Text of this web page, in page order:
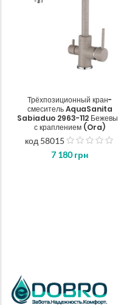
Трёхпозиционный кран-
смеситель AquaSanita
Sabiaduo 2963-112
с краплением (Ora)
код 58015
7 180грн